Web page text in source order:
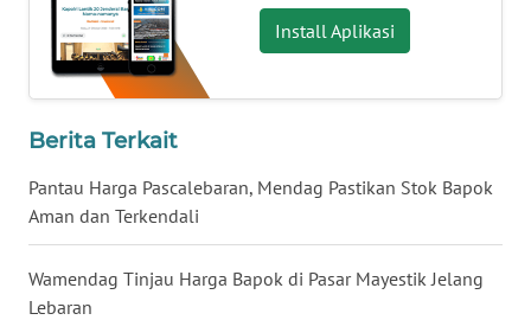
Install Aplikasi
Berita Terkait
Pantau Harga Pascalebaran, Mendag Pastikan Stok Bapok
Aman dan Terkendali
Wamendag Tinjau Harga Bapok di Pasar Mayestik Jelang
Lebaran
BENGKULU
WN
LAMPUNG
JATENG
WN
NUSANTARA